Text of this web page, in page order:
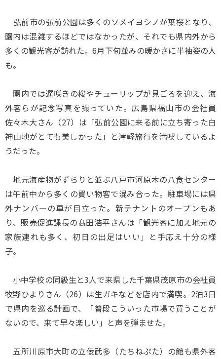
弘前市の弘前公園は多くのソメイヨシノが葉桜となり、
園内は混雑するほどではなかったが、それでも県内外から
多くの観光客が訪れた。6月下旬並みの暖かさに半袖姿の人
も。
園内では遅咲きの桜やチューリップが見ごろを迎え、海
外客らが記念写真を撮っていた。広島県福山市の会社員
佐々木大さん（27）は「弘前公園に来る前に立ち寄った白
神山地がとても美しかった」と津軽旅行を満喫しているよ
うだった。
地元海産物がずらりと並ぶ八戸市河原木の八食センター
は午前中から多くの買い物客で混み合った。駐車場には県
外ナンバーの車が目立った。新テナントのオープンもあ
り、販売促進課長の髙田浩平さんは「観光客に加え地元の
家族連れも多く、初日の出足はいい」と手応え十分の様
子。
小中学校の同級生と3人で来県した千葉県茂原市の会社員
牧野ひよりさん（26）は生ガキなどを店内で満喫。2泊3日
で県内を巡る計画で、「普段こういった市場で買うことが
ないので、来て早々楽しい」と声を弾ませた。
五所川原市大町の立佞武多（たちねぷた）の館も県外客